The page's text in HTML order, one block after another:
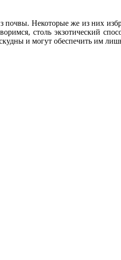
Некоторые же из них
столь экзотический
и могут обеспечить им